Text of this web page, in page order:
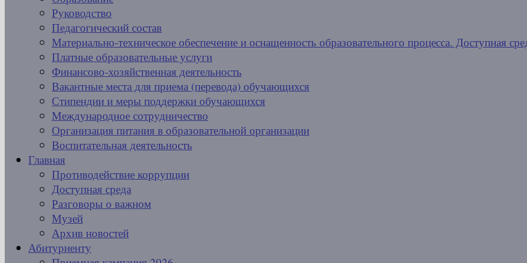
Руководство
Педагогический состав
Материально-техническое обеспечение и оснащенность образовательного процесса. Доступная
Платные образовательные услуги
Финансово-хозяйственная деятельность
Вакантные места для приема (перевода) обучающихся
Стипендии и меры поддержки обучающихся
Международное сотрудничество
Организация питания в образовательной организации
Воспитательная деятельность
Главная
Противодействие коррупции
Доступная среда
Разговоры о важном
Музей
Архив новостей
Абитуриенту